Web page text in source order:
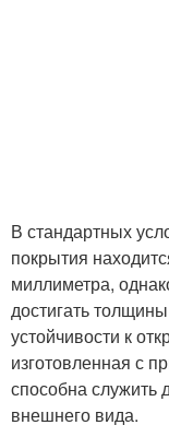
В стандартных
покрытия
миллиметра,
достигать
устойчивости к
изготовленная с
способна служить
внешнего вида.